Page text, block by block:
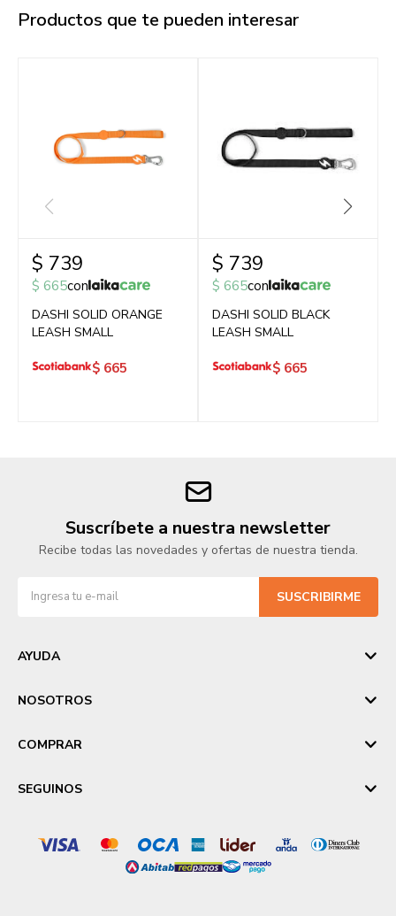
Productos que te pueden interesar
$ 739
$ 665con
DASHI SOLID ORANGE
LEASH SMALL
$ 665
$ 739
$ 665con
DASHI SOLID BLACK
LEASH SMALL
$ 665
Suscríbete a nuestra newsletter
Recibe todas las novedades y ofertas de nuestra tienda.
SUSCRIBIRME
AYUDA
NOSOTROS
COMPRAR
SEGUINOS